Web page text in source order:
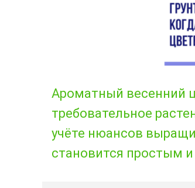
Ароматный весенний
требовательное
учёте нюансов
становится простым